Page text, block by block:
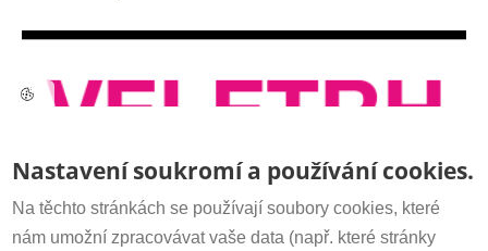
Sekretariát:+420 266 009 318
irsm@irsm.cas.cz
Nastavení soukromí a používání cookies.
Na těchto stránkách se používají soubory cookies, které
nám umožní zpracovávat vaše data (např. které stránky